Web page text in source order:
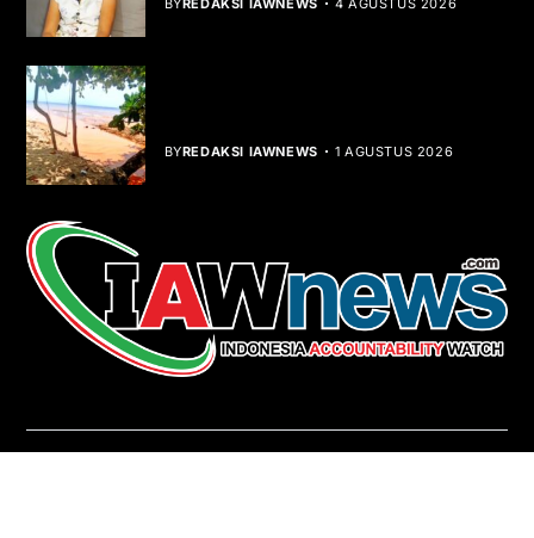
BYREDAKSI IAWNEWS 4 AGUSTUS 2026
BYREDAKSI IAWNEWS 1 AGUSTUS 2026